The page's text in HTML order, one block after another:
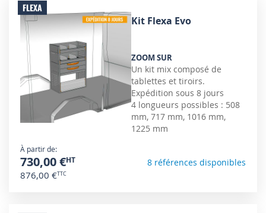
FLEXA
Kit Flexa Evo
ZOOM SUR
Un kit mix composé de
tablettes et tiroirs.
Expédition sous 8 jours
4 longueurs possibles : 508
mm, 717 mm, 1016 mm,
1225 mm
À partir de
730,00 €
876,00 €
8 références disponibles